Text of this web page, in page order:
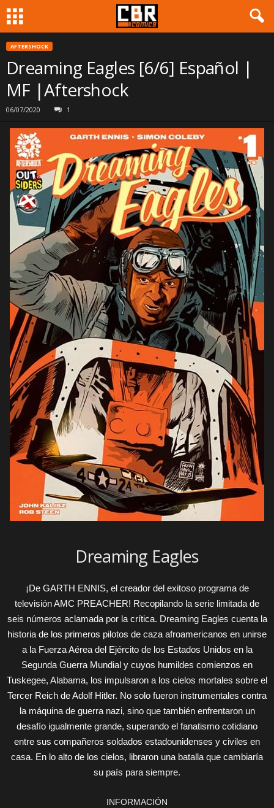
AFTERSHOCK
Dreaming Eagles [6/6] Español |
MF |Aftershock
06/07/2020 1
Dreaming Eagles
¡De GARTH ENNIS, el creador del exitoso programa de
televisión AMC PREACHER! Recopilando la serie limitada de
seis números aclamada por la crítica. Dreaming Eagles cuenta la
historia de los primeros pilotos de caza afroamericanos en unirse
a la Fuerza Aérea del Ejército de los Estados Unidos en la
Segunda Guerra Mundial y cuyos humildes comienzos en
Tuskegee, Alabama, los impulsaron a los cielos mortales sobre el
Tercer Reich de Adolf Hitler. No solo fueron instrumentales contra
la máquina de guerra nazi, sino que también enfrentaron un
desafío igualmente grande, superando el fanatismo cotidiano
entre sus compañeros soldados estadounidenses y civiles en
casa. En lo alto de los cielos, libraron una batalla que cambiaría
su país para siempre.
INFORMACIÓN